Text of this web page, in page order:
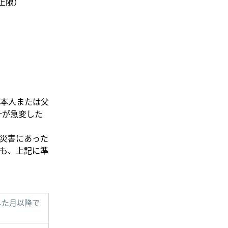
人または父
急変した
害にあった
、上記に準
月以降で